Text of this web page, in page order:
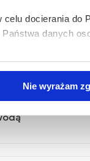
docierania do
danych
do tych
Państwa
Nie wyrażam
Rodzina Treflików -
do malowania